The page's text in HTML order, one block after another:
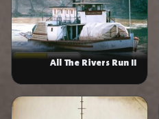
All The Rivers Run II